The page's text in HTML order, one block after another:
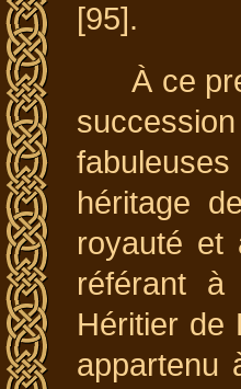
[95].
À ce
héritage
royauté et
référant à
Héritier de
appartenu